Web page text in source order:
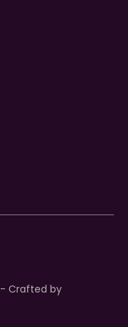
- Crafted by